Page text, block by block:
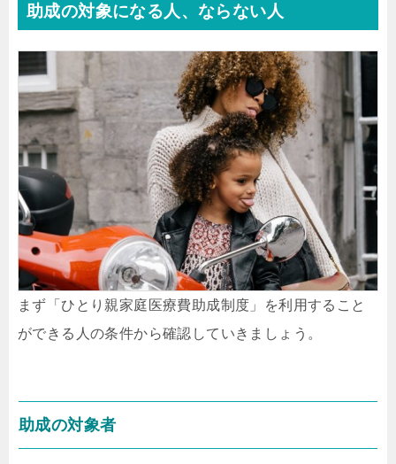
助成の対象になる人、ならない人
まず「ひとり親家庭医療費助成制度」を利用すること
ができる人の条件から確認していきましょう。
助成の対象者